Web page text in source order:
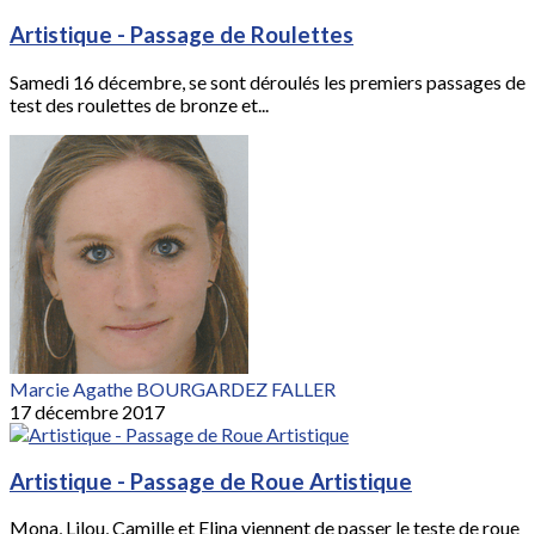
Artistique - Passage de Roulettes
Samedi 16 décembre, se sont déroulés les premiers passages de
test des roulettes de bronze et...
Marcie Agathe BOURGARDEZ FALLER
17 décembre 2017
Artistique - Passage de Roue Artistique
Mona, Lilou, Camille et Elina viennent de passer le teste de roue